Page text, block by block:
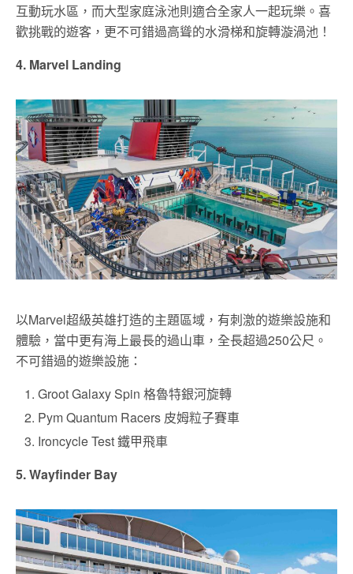
互動玩水區，而大型家庭泳池則適合全家人一起玩樂。喜
歡挑戰的遊客，更不可錯過高聳的水滑梯和旋轉漩渦池！
4. Marvel Landing
以Marvel超級英雄打造的主題區域，有刺激的遊樂設施和
體驗，當中更有海上最長的過山車，全長超過250公尺。
不可錯過的遊樂設施：
Groot Galaxy Spin 格魯特銀河旋轉
Pym Quantum Racers 皮姆粒子賽車
Ironcycle Test 鐵甲飛車
5. Wayfinder Bay